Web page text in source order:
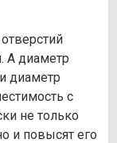
А диаметр
диаметр
с
не только
и повысят его